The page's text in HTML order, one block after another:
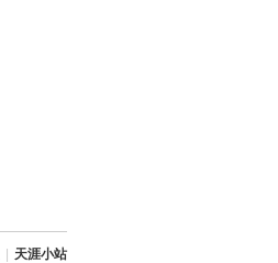
天涯小站